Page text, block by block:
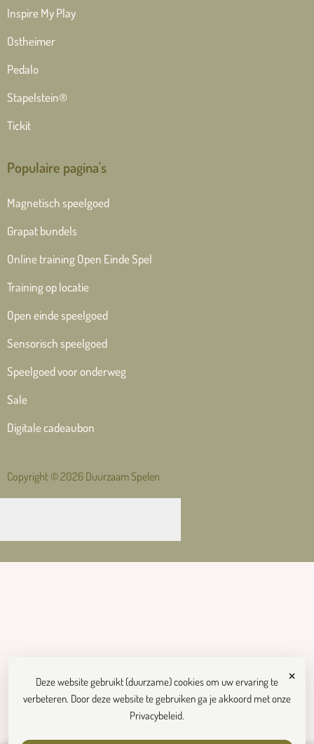
Inspire My Play
Ostheimer
Pedalo
Stapelstein®
Tickit
Populaire pagina's
Magnetisch speelgoed
Grapat bundels
Online training Open Einde Spel
Training op locatie
Open einde speelgoed
Sensorisch speelgoed
Speelgoed voor onderweg
Sale
Digitale cadeaubon
Copyright © 2026 Duurzaam Spelen
×
Deze website gebruikt (duurzame) cookies om uw ervaring te
verbeteren. Door deze website te gebruiken ga je akkoord met onze
Privacybeleid.